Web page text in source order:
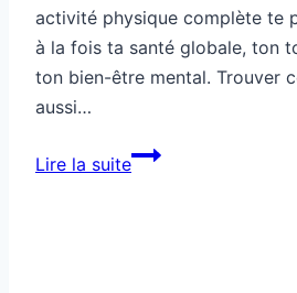
activité physique complète te
à la fois ta santé globale, ton
ton bien-être mental. Trouver
aussi…
Lire la suiteSport